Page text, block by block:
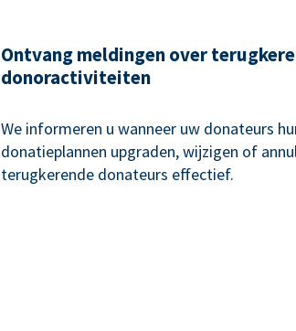
Ontvang meldingen over
donoractiviteiten
We informeren u wanneer uw donateurs
donatieplannen upgraden, wijzigen of
terugkerende donateurs effectief.